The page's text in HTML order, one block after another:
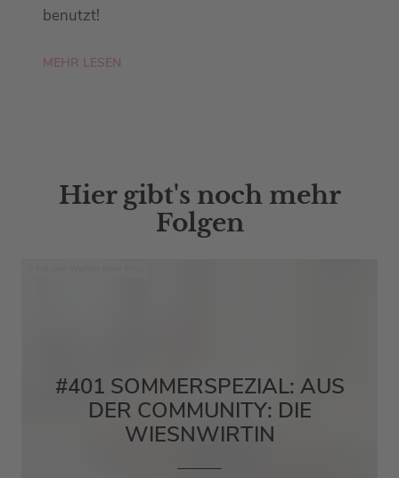
benutzt!
MEHR LESEN
Hier gibt's noch mehr
Folgen
#401 SOMMERSPEZIAL: AUS
DER COMMUNITY: DIE
WIESNWIRTIN